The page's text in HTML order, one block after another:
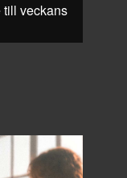
till veckans